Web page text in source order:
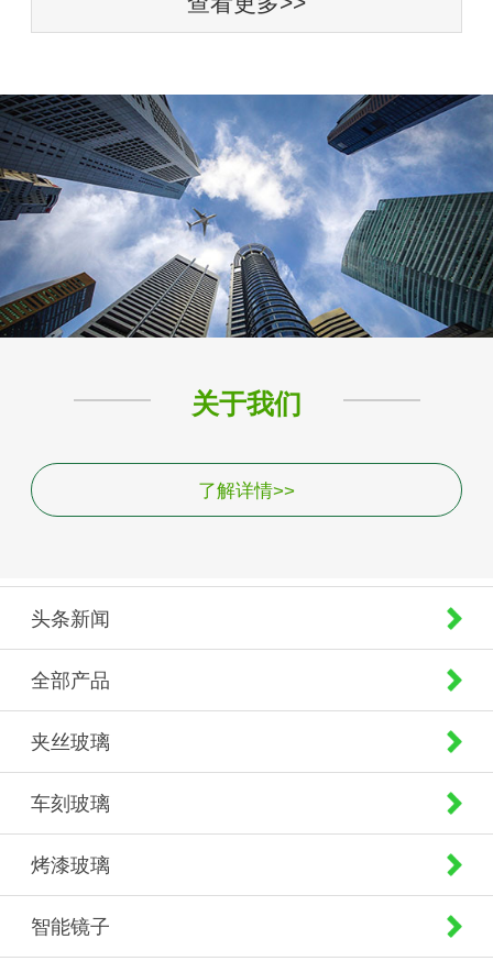
关于我们
了解详情>>
头条新闻
全部产品
夹丝玻璃
车刻玻璃
烤漆玻璃
智能镜子